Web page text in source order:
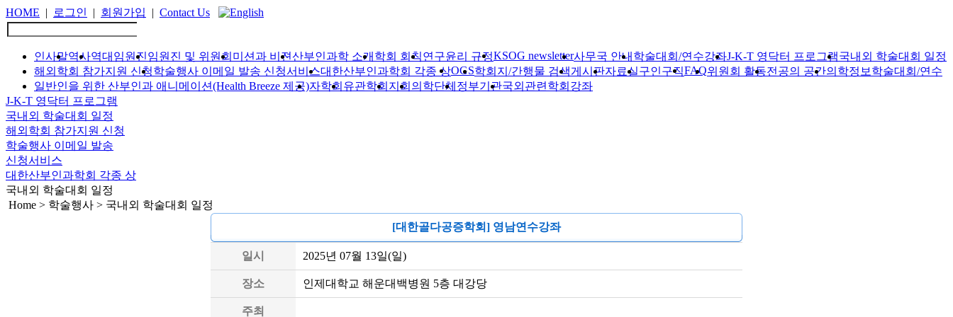
HOME | 로그인 | 회원가입 | Contact Us
인사말역사역대임원진임원진 및 위원회 미션과 비젼산부인과학 소개 학회 회칙연구윤리 규정KSOG newsletter사무국 안내 학술대회/연수강좌J-K-T 영닥터 프로그램국내외 학술대회 일정
해외학회 참가지원 신청학술행사 이메일 발송 신청서비스대한산부인과학회 각종 상OGS학회지/간행물 검색게시판자료실구인구직FAQ위원회 활동전공의 공간의학정보
일반인을 위한 산부인과 애니메이션(Health Breeze 제공)자학회 유관학회 지회 의학단체 정부기관국외관련학회
학술대회/연수
강좌
J-K-T 영닥터 프로그램
국내외 학술대회 일정
해외학회 참가지원 신청
학술행사 이메일 발송
신청서비스
대한산부인과학회 각종 상
국내외 학술대회 일정
Home > 학술행사 > 국내외 학술대회 일정
[대한골다공증학회] 영남연수강좌
일시 2025년 07월 13일(일)
장소 인제대학교 해운대백병원 5층 대강당
주최